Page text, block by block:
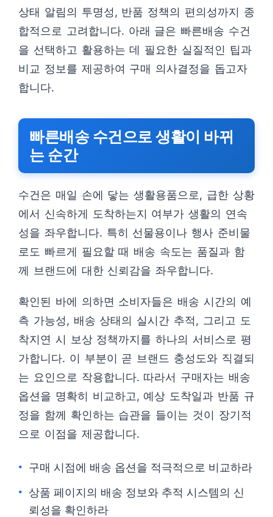
상태 알림의 투명성, 반품 정책의 편의성까지 종
합적으로 고려합니다. 아래 글은 빠른배송 수건
을 선택하고 활용하는 데 필요한 실질적인 팁과
비교 정보를 제공하여 구매 의사결정을 돕고자
합니다.
빠른배송 수건으로 생활이 바뀌
는 순간
수건은 매일 손에 닿는 생활용품으로, 급한 상황
에서 신속하게 도착하는지 여부가 생활의 연속
성을 좌우합니다. 특히 선물용이나 행사 준비물
로도 빠르게 필요할 때 배송 속도는 품질과 함
께 브랜드에 대한 신뢰감을 좌우합니다.
확인된 바에 의하면 소비자들은 배송 시간의 예
측 가능성, 배송 상태의 실시간 추적, 그리고 도
착지연 시 보상 정책까지를 하나의 서비스로 평
가합니다. 이 부분이 곧 브랜드 충성도와 직결되
는 요인으로 작용합니다. 따라서 구매자는 배송
옵션을 명확히 비교하고, 예상 도착일과 반품 규
정을 함께 확인하는 습관을 들이는 것이 장기적
으로 이점을 제공합니다.
구매 시점에 배송 옵션을 적극적으로 비교하라
상품 페이지의 배송 정보와 추적 시스템의 신
뢰성을 확인하라